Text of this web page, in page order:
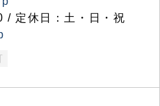
/ 定休日：土・日・祝